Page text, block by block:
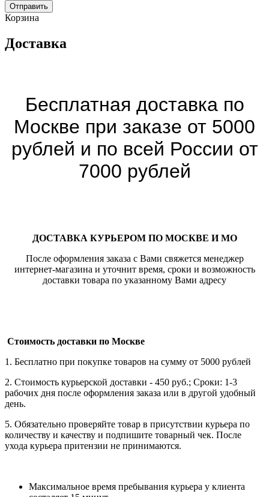
Отправить
Корзина
Доставка
Бесплатная доставка по
Москве при заказе от 5000
рублей и по всей России от
7000 рублей
ДОСТАВКА КУРЬЕРОМ ПО МОСКВЕ И МО
После оформления заказа с Вами свяжется менеджер
интернет-магазина и уточнит время, сроки и возможность
доставки товара по указанному Вами адресу
Стоимость доставки по Москве
1. Бесплатно при покупке товаров на сумму от 5000 рублей
2. Стоимость курьерской доставки - 450 руб.; Сроки: 1-3
рабочих дня после оформления заказа или в другой удобный
день.
5. Обязательно проверяйте товар в присутствии курьера по
количеству и качеству и подпишите товарный чек. После
ухода курьера притензии не принимаются.
Максимальное время пребывания курьера у клиента